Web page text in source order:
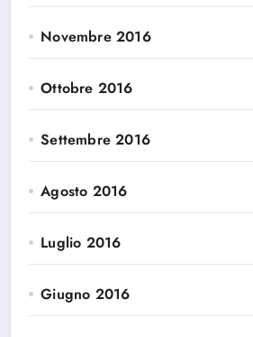
Novembre 2016
Ottobre 2016
Settembre 2016
Agosto 2016
Luglio 2016
Giugno 2016